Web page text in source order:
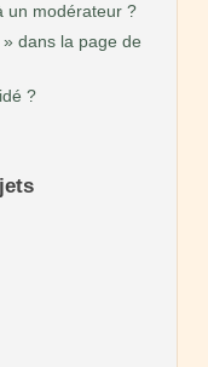
un modérateur ?
dans la page de
?